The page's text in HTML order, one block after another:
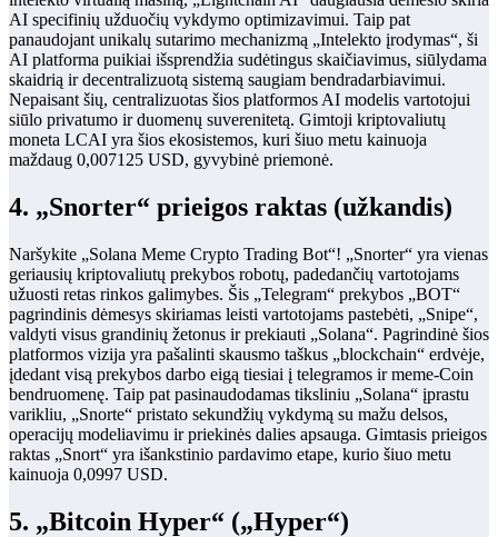
AI specifinių užduočių vykdymo optimizavimui. Taip pat
panaudojant unikalų sutarimo mechanizmą „Intelekto įrodymas“, ši
AI platforma puikiai išsprendžia sudėtingus skaičiavimus, siūlydama
skaidrią ir decentralizuotą sistemą saugiam bendradarbiavimui.
Nepaisant šių, centralizuotas šios platformos AI modelis vartotojui
siūlo privatumo ir duomenų suverenitetą. Gimtoji kriptovaliutų
moneta LCAI yra šios ekosistemos, kuri šiuo metu kainuoja
maždaug 0,007125 USD, gyvybinė priemonė.
4. „Snorter“ prieigos raktas (užkandis)
Naršykite „Solana Meme Crypto Trading Bot“! „Snorter“ yra vienas
geriausių kriptovaliutų prekybos robotų, padedančių vartotojams
užuosti retas rinkos galimybes. Šis „Telegram“ prekybos „BOT“
pagrindinis dėmesys skiriamas leisti vartotojams pastebėti, „Snipe“,
valdyti visus grandinių žetonus ir prekiauti „Solana“. Pagrindinė šios
platformos vizija yra pašalinti skausmo taškus „blockchain“ erdvėje,
įdedant visą prekybos darbo eigą tiesiai į telegramos ir meme-Coin
bendruomenę. Taip pat pasinaudodamas tiksliniu „Solana“ įprastu
varikliu, „Snorte“ pristato sekundžių vykdymą su mažu delsos,
operacijų modeliavimu ir priekinės dalies apsauga. Gimtasis prieigos
raktas „Snort“ yra išankstinio pardavimo etape, kurio šiuo metu
kainuoja 0,0997 USD.
5. „Bitcoin Hyper“ („Hyper“)